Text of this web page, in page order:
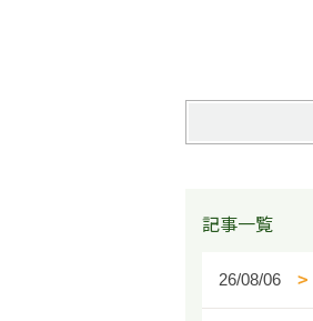
記事一覧
26/08/06